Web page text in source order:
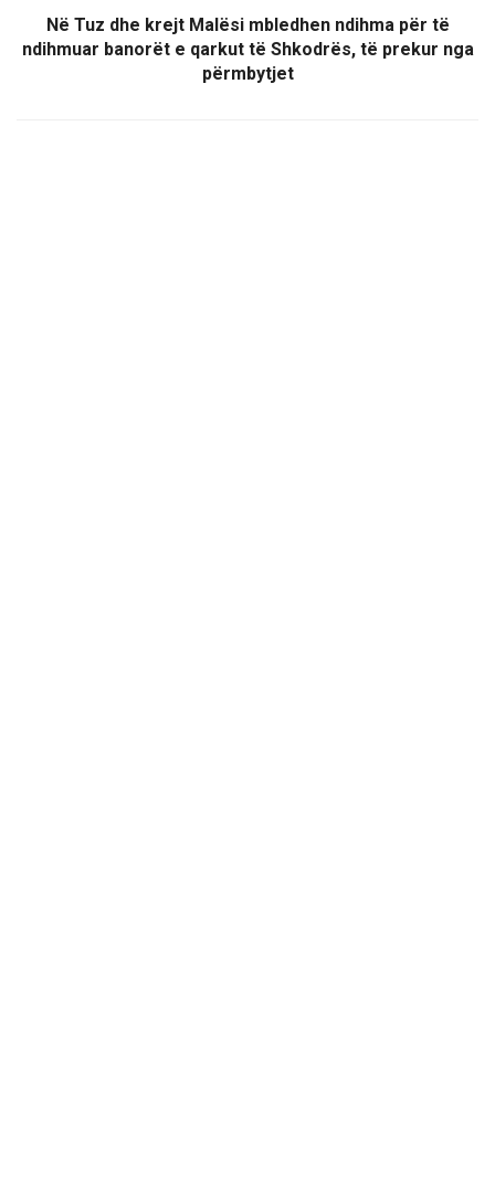
Në Tuz dhe krejt Malësi mbledhen ndihma për të
ndihmuar banorët e qarkut të Shkodrës, të prekur nga
përmbytjet